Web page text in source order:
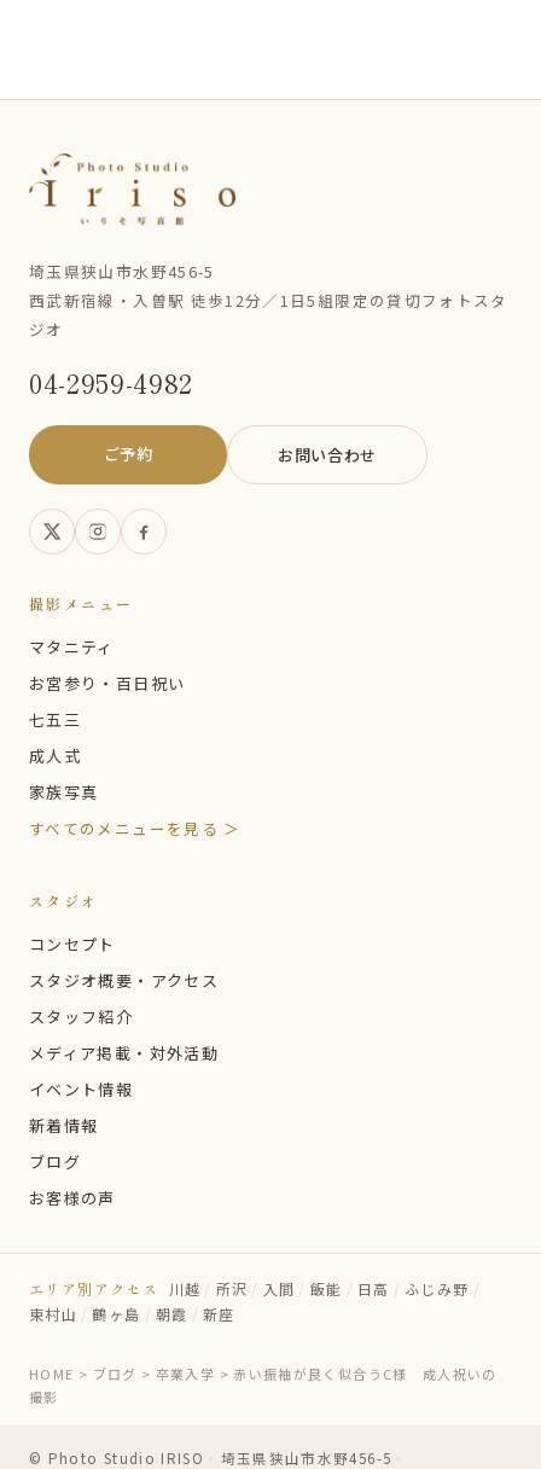
埼玉県狭山市水野456-5
西武新宿線・入曽駅 徒歩12分／1日5組限定の貸切フォトスタ
ジオ
04-2959-4982
ご予約 お問い合わせ
撮影メニュー
マタニティ
お宮参り・百日祝い
七五三
成人式
家族写真
すべてのメニューを見る ＞
スタジオ
コンセプト
スタジオ概要・アクセス
スタッフ紹介
メディア掲載・対外活動
イベント情報
新着情報
ブログ
お客様の声
エリア別アクセス 川越 / 所沢 / 入間 / 飯能 / 日高 / ふじみ野 /
東村山 / 鶴ヶ島 / 朝霞 / 新座
HOME > ブログ > 卒業入学 >赤い振袖が良く似合うC様 成人祝いの
撮影
© Photo Studio IRISO ・ 埼玉県狭山市水野456-5 ・